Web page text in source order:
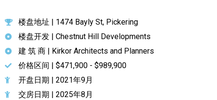
楼盘地址 | 1474 Bayly St, Pickering
楼盘开发 | Chestnut Hill Developments
建 筑 商 | Kirkor Architects and Planners
价格区间 | $471,900 - $989,900
开盘日期 | 2021年9月
交房日期 | 2025年8月